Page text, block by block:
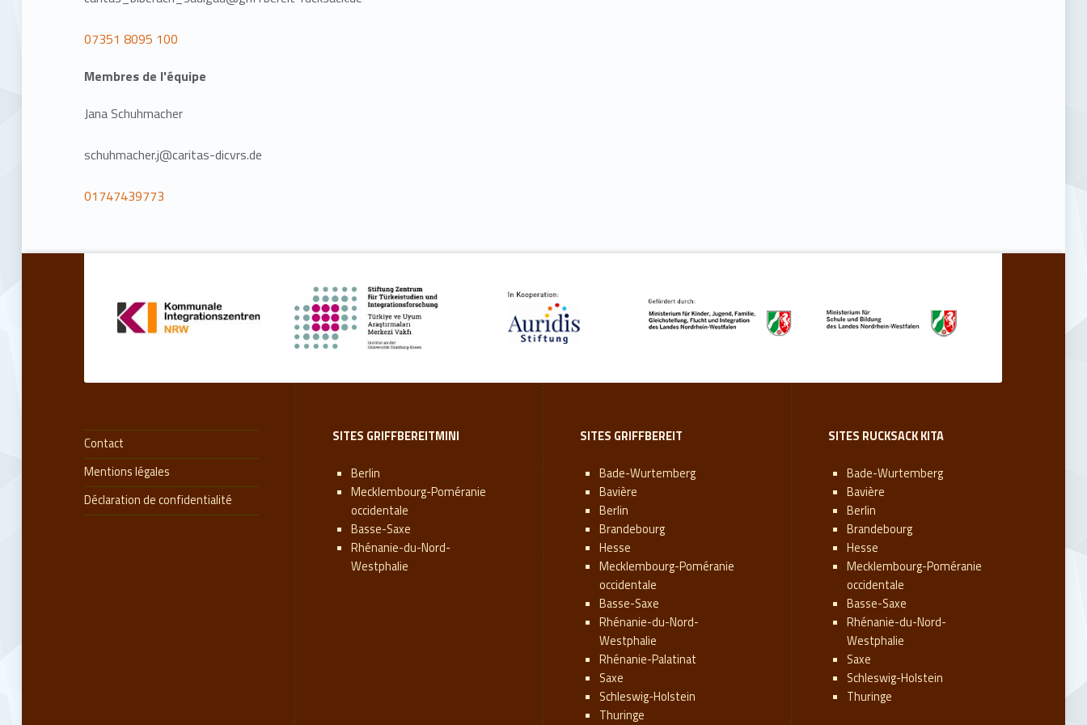
07351 8095 100
Membres de l'équipe
Jana Schuhmacher
schuhmacher.j@caritas-dicvrs.de
01747439773
Contact
Mentions légales
Déclaration de confidentialité
SITES GRIFFBEREITMINI
Berlin
Mecklembourg-Poméranie
occidentale
Basse-Saxe
Rhénanie-du-Nord-
Westphalie
SITES GRIFFBEREIT
Bade-Wurtemberg
Bavière
Berlin
Brandebourg
Hesse
Mecklembourg-Poméranie
occidentale
Basse-Saxe
Rhénanie-du-Nord-
Westphalie
Rhénanie-Palatinat
Saxe
Schleswig-Holstein
Thuringe
SITES RUCKSACK KITA
Bade-Wurtemberg
Bavière
Berlin
Brandebourg
Hesse
Mecklembourg-Poméranie
occidentale
Basse-Saxe
Rhénanie-du-Nord-
Westphalie
Saxe
Schleswig-Holstein
Thuringe